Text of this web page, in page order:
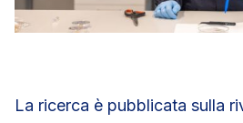
La ricerca è pubblicata sulla